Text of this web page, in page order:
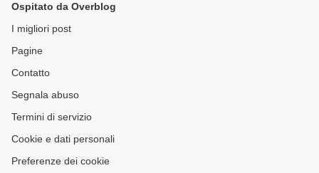
Ospitato da Overblog
I migliori post
Pagine
Contatto
Segnala abuso
Termini di servizio
Cookie e dati personali
Preferenze dei cookie